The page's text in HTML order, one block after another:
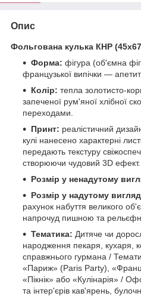
Опис
Фольгована кулька КНР
Форма: фігура (об'ємна
французької випічки —
Колір: тепла золотисто-
запеченої рум'яної хлібної
переходами.
Принт: реалістичний
кулі нанесено характерні
передають текстуру
створюючи чудовий 3D ефект.
Розмір у ненадутому
Розмір у надутому
рахунок набуття великого
напрочуд пишною та
Тематика: Дитяче чи
народження пекаря, кухаря,
справжнього гурмана /
«Париж» (Paris Party),
«Пікнік» або «Кулінарія» /
та інтер'єрів кав'ярень,